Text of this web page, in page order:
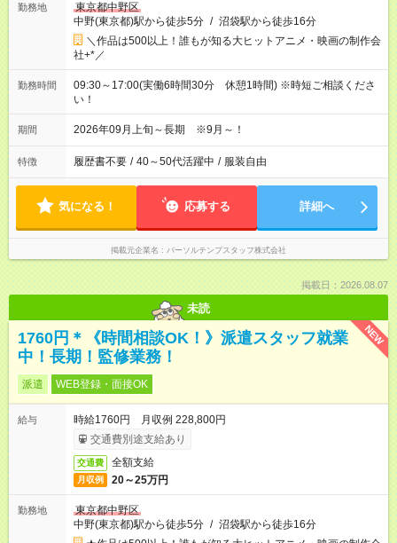
勤務地
東京都中野区
中野(東京都)駅から徒歩5分 / 沼袋駅から徒歩16分
＼作品は500以上！誰もが知る大ヒットアニメ・映画の制作会
社+*／
勤務時間
09:30～17:00(実働6時間30分 休憩1時間) ※時短ご相談くださ
い！
期間 2026年09月上旬～長期 ※9月～！
特徴 履歴書不要 / 40～50代活躍中 / 服装自由
気になる！ 応募する 詳細へ
掲載元企業名 パーソルテンプスタッフ株式会社
掲載日：2026.08.07
未読
NEW
1760円＊《時間相談OK！》派遣スタッフ就業
中！長期！監修業務！
派遣 WEB登録・面接OK
給与
時給1760円 月収例 228,800円
交通費別途支給あり
交通費 全額支給
月収例 20～25万円
勤務地
東京都中野区
中野(東京都)駅から徒歩5分 / 沼袋駅から徒歩16分